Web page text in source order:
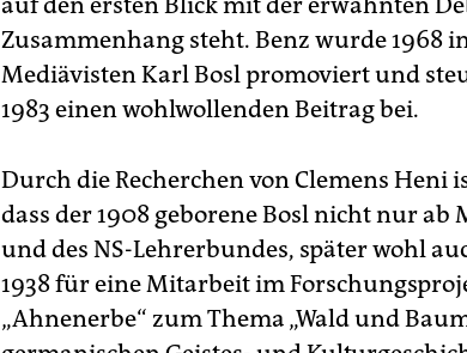
Zusammenhang steht. Benz wurde 1968
Mediävisten Karl Bosl promoviert und
1983 einen wohlwollenden Beitrag bei.
Durch die Recherchen von Clemens Heni
dass der 1908 geborene Bosl nicht nur ab
und des NS-Lehrerbundes, später wohl
1938 für eine Mitarbeit im
„Ahnenerbe“ zum Thema „Wald und